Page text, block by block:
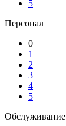
5
Персонал
0
1
2
3
4
5
Обслуживание